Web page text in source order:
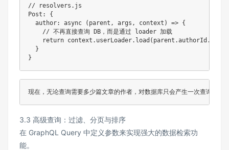
// resolvers.js
Post :
{
  author
: async ( parent , args , context ) => {
// 不再直接查询 DB，而是通过 loader 加载
return context . userLoader. load ( parent .authorId .
}
}
3.3 高级查询：过滤、分页与排序
在 GraphQL Query 中定义参数来实现强大的数据检索功
能。